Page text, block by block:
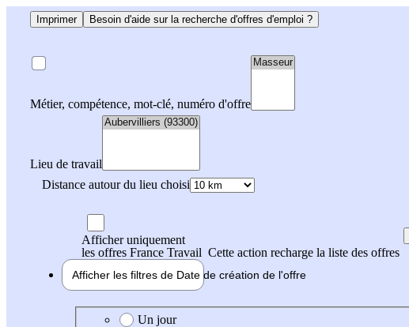
Imprimer Besoin d'aide sur la recherche d'offres d'emploi ?
Métier, compétence, mot-clé, numéro d'offre
Lieu de travail
Distance autour du lieu choisi
Afficher uniquement
les offres France Travail Cette action recharge la liste des offres
Afficher les filtres de Date de création de l'offre
Date de création de l'offre
Un jour